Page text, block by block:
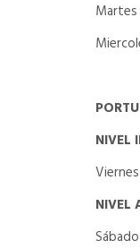
Martes
NIVEL
NIVEL
Sábado